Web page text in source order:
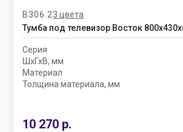
В306.23 цвета
Тумба под телевизор Восток
Серия
ШхГхВ, мм
Материал
Толщина материала, мм
10 270 р.